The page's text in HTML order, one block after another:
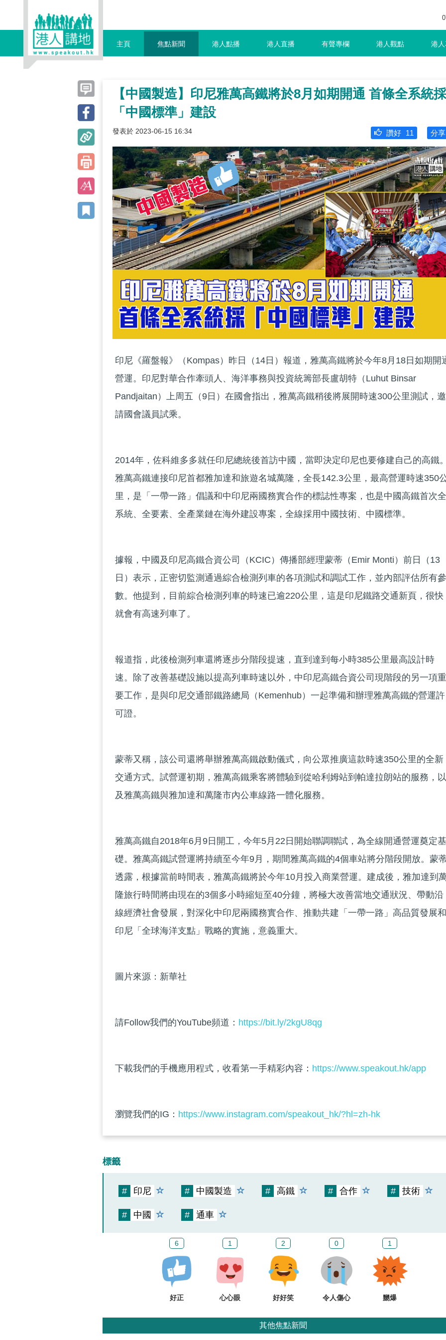
主頁 焦點新聞 港人點播 港人直播 有聲專欄 港人觀點 港
【中國製造】印尼雅萬高鐵將於8月如期開通 首條全系統採
「中國標準」建設
發表於 2023-06-15 16:34 分享
讚好 11
印尼《羅盤報》（Kompas）昨日（14日）報道，雅萬高鐵將於今年8月18日如期開
營運。印尼對華合作牽頭人、海洋事務與投資統籌部長盧胡特（Luhut Binsar
Pandjaitan）上周五（9日）在國會指出，雅萬高鐵稍後將展開時速300公里測試，邀
請國會議員試乘。
2014年，佐科維多多就任印尼總統後首訪中國，當即決定印尼也要修建自己的高鐵。
雅萬高鐵連接印尼首都雅加達和旅遊名城萬隆，全長142.3公里，最高營運時速350
里，是「一帶一路」倡議和中印尼兩國務實合作的標誌性專案，也是中國高鐵首次全
系統、全要素、全產業鏈在海外建設專案，全線採用中國技術、中國標準。
據報，中國及印尼高鐵合資公司（KCIC）傳播部經理蒙蒂（Emir Monti）前日（13
日）表示，正密切監測通過綜合檢測列車的各項測試和調試工作，並內部評估所有參
數。他提到，目前綜合檢測列車的時速已逾220公里，這是印尼鐵路交通新頁，很快
就會有高速列車了。
報道指，此後檢測列車還將逐步分階段提速，直到達到每小時385公里最高設計時
速。除了改善基礎設施以提高列車時速以外，中印尼高鐵合資公司現階段的另一項重
要工作，是與印尼交通部鐵路總局（Kemenhub）一起準備和辦理雅萬高鐵的營運許
可證。
蒙蒂又稱，該公司還將舉辦雅萬高鐵啟動儀式，向公眾推廣這款時速350公里的全新
交通方式。試營運初期，雅萬高鐵乘客將體驗到從哈利姆站到帕達拉朗站的服務，以
及雅萬高鐵與雅加達和萬隆市內公車線路一體化服務。
雅萬高鐵自2018年6月9日開工，今年5月22日開始聯調聯試，為全線開通營運奠定基
礎。雅萬高鐵試營運將持續至今年9月，期間雅萬高鐵的4個車站將分階段開放。蒙
透露，根據當前時間表，雅萬高鐵將於今年10月投入商業營運。建成後，雅加達到
隆旅行時間將由現在的3個多小時縮短至40分鐘，將極大改善當地交通狀況、帶動沿
線經濟社會發展，對深化中印尼兩國務實合作、推動共建「一帶一路」高品質發展和
印尼「全球海洋支點」戰略的實施，意義重大。
圖片來源：新華社
請Follow我們的YouTube頻道： https://bit.ly/2kgU8qg
下載我們的手機應用程式，收看第一手精彩內容： https://www.speakout.hk/app
瀏覽我們的IG： https://www.instagram.com/speakout_hk/?hl=zh-hk
標籤
# 印尼 # 中國製造 # 高鐵 # 合作 # 技術
# 中國 # 通車
6
好正
1
心心眼
2
好好笑
0
令人傷心
1
嬲爆
其他焦點新聞